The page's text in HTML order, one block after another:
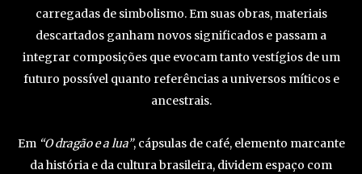
carregadas de simbolismo. Em suas obras, materiais
descartados ganham novos significados e passam a
integrar composições que evocam tanto vestígios de um
futuro possível quanto referências a universos míticos e
ancestrais.
Em “O dragão e a lua”, cápsulas de café, elemento marcante
da história e da cultura brasileira, dividem espaço com